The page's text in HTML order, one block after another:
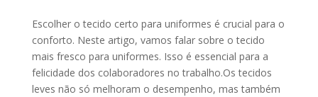
Escolher o tecido certo para uniformes é crucial para o
conforto. Neste artigo, vamos falar sobre o tecido
mais fresco para uniformes. Isso é essencial para a
felicidade dos colaboradores no trabalho.Os tecidos
leves não só melhoram o desempenho, mas também